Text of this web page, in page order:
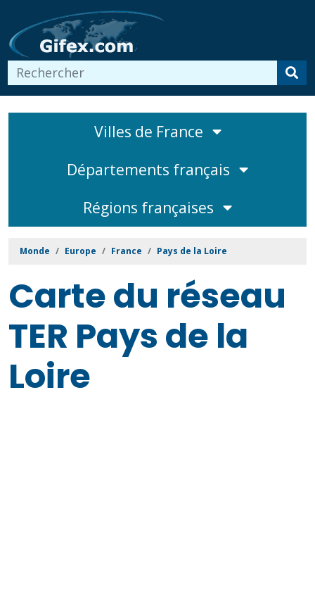
Villes de France
Départements français
Régions françaises
Monde Europe France Pays de la Loire
Carte du réseau
TER Pays de la
Loire